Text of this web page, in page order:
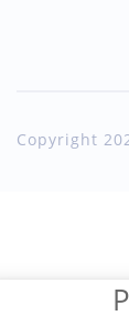
Copyright